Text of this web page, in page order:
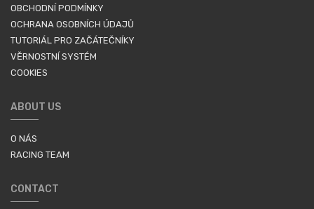
OBCHODNÍ PODMÍNKY
OCHRANA OSOBNÍCH ÚDAJŮ
TUTORIÁL PRO ZAČÁTEČNÍKY
VĚRNOSTNÍ SYSTÉM
COOKIES
ABOUT US
O NÁS
RACING TEAM
CONTACT